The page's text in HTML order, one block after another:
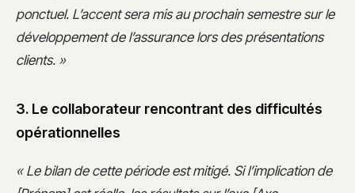
ponctuel. L’accent sera mis au prochain semestre sur le
développement de l’assurance lors des présentations
clients. »
3. Le collaborateur rencontrant des difficultés
opérationnelles
« Le bilan de cette période est mitigé. Si l’implication de